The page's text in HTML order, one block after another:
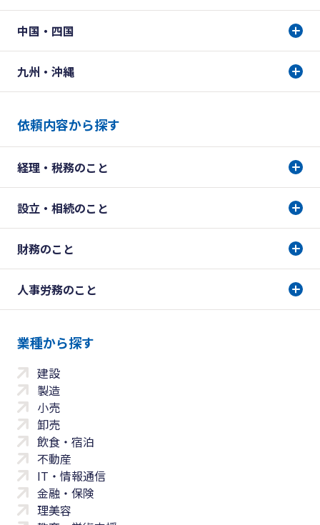
中国・四国
九州・沖縄
依頼内容から探す
経理・税務のこと
設立・相続のこと
財務のこと
人事労務のこと
業種から探す
建設
製造
小売
卸売
飲食・宿泊
不動産
IT・情報通信
金融・保険
理美容